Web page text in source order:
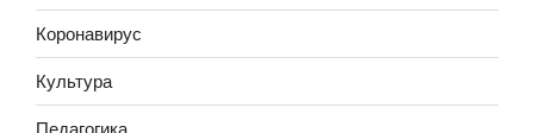
Коронавирус
Культура
Педагогика